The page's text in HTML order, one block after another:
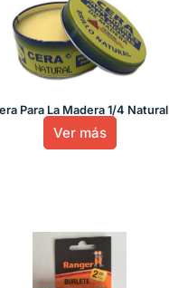
Para La Madera 1/4 Natural
Ver más